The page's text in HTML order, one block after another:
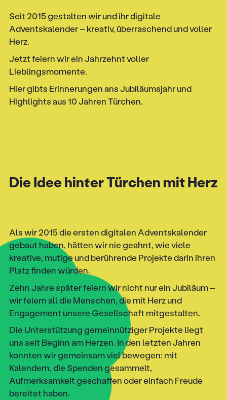
Seit 2015 gestalten wir und ihr digitale
Adventskalender – kreativ, überraschend und voller
Herz.
Jetzt feiern wir ein Jahrzehnt voller
Lieblingsmomente.
Hier gibts Erinnerungen ans Jubiläumsjahr und
Highlights aus 10 Jahren Türchen.
Die Idee hinter Türchen mit Herz
Als wir 2015 die ersten digitalen Adventskalender
gebaut haben, hätten wir nie geahnt, wie viele
kreative, mutige und berührende Projekte darin ihren
Platz finden würden.
Zehn Jahre später feiern wir nicht nur ein Jubiläum –
wir feiern all die Menschen, die mit Herz und
Engagement unsere Gesellschaft mitgestalten.
Die Unterstützung gemeinnütziger Projekte liegt
uns seit Beginn am Herzen. In den letzten Jahren
konnten wir gemeinsam viel bewegen: mit
Kalendern, die Spenden gesammelt,
Aufmerksamkeit geschaffen oder einfach Freude
bereitet haben.